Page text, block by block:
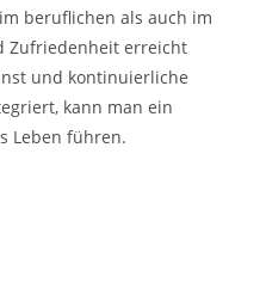
beruflichen als auch im
Zufriedenheit erreicht
und kontinuierliche
kann man ein
Leben führen.